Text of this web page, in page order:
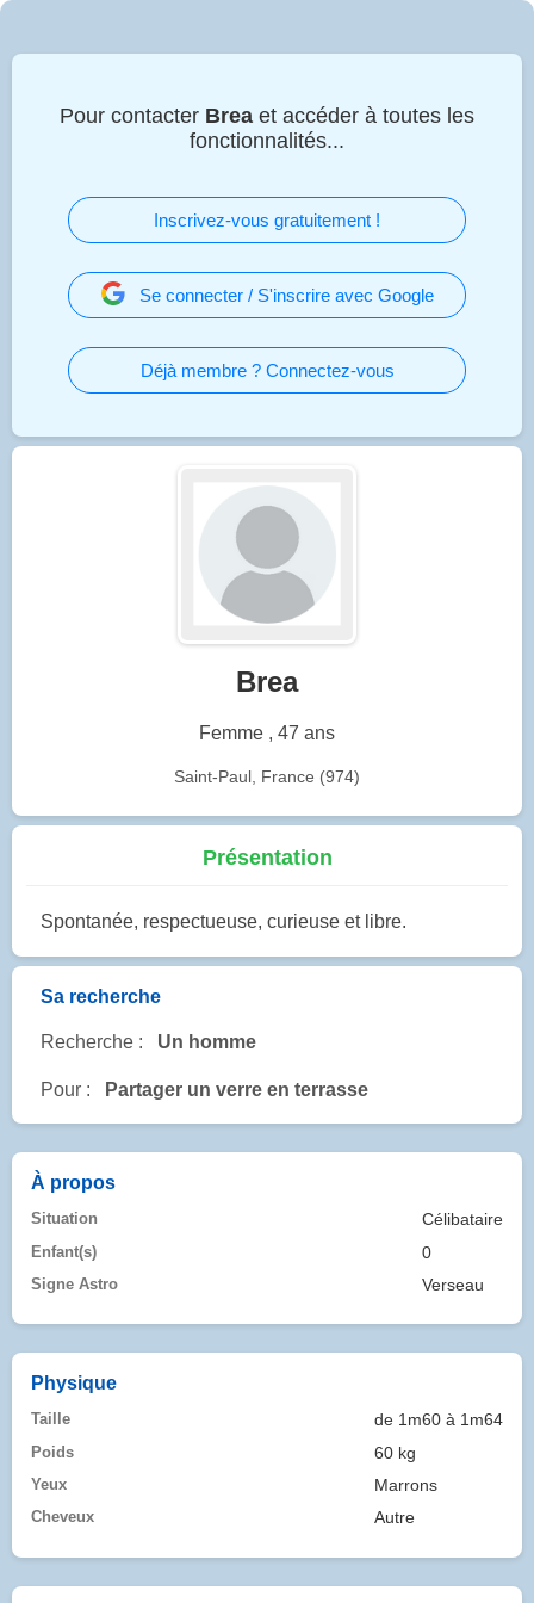
Pour contacter Brea et accéder à toutes les
fonctionnalités...
Inscrivez-vous gratuitement !
Se connecter / S'inscrire avec Google
Déjà membre ? Connectez-vous
Brea
Femme , 47 ans
Saint-Paul, France (974)
Présentation
Spontanée, respectueuse, curieuse et libre.
Sa recherche
Recherche : Un homme
Pour : Partager un verre en terrasse
À propos
Situation Célibataire
Enfant(s) 0
Signe Astro Verseau
Physique
Taille de 1m60 à 1m64
Poids 60 kg
Yeux Marrons
Cheveux Autre